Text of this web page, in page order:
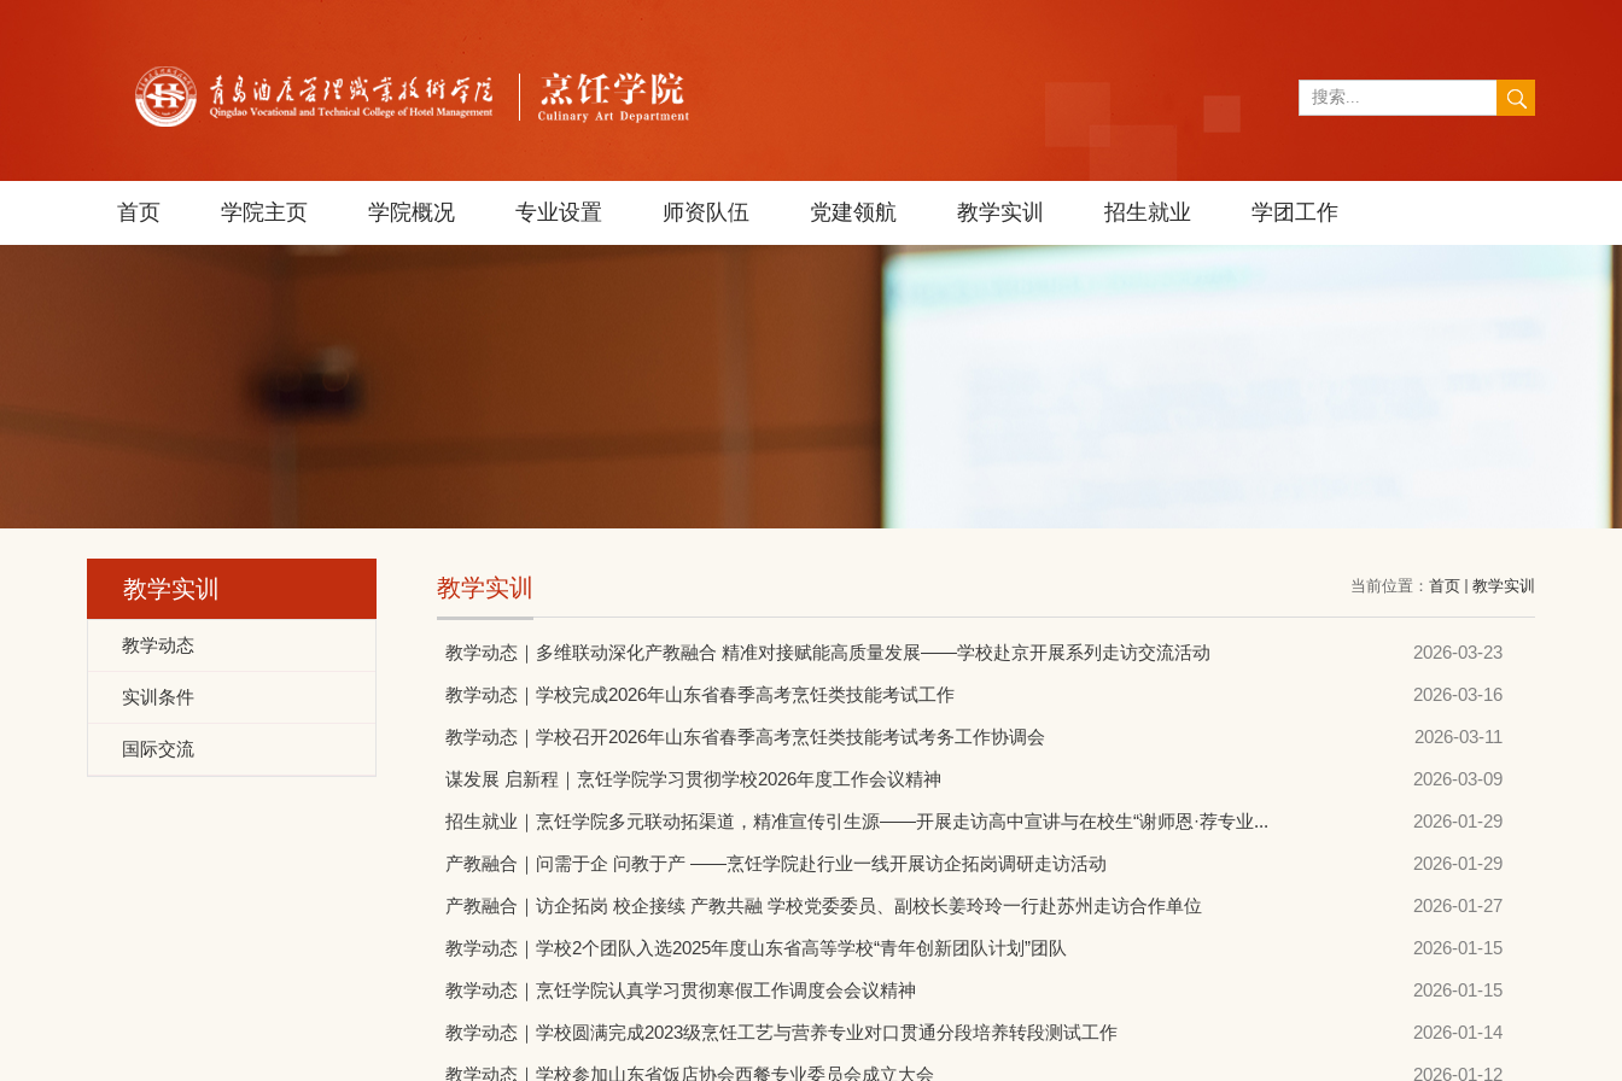
首页 学院主页 学院概况 专业设置 师资队伍 党建领航 教学实训 招生就业 学团工作
教学实训
教学动态
实训条件
国际交流
当前位置： 首页 教学实训
教学实训
教学动态｜多维联动深化产教融合 精准对接赋能高质量发展——学校赴京开展系列走访交流活动 2026-03-23
教学动态｜学校完成2026年山东省春季高考烹饪类技能考试工作 2026-03-16
教学动态｜学校召开2026年山东省春季高考烹饪类技能考试考务工作协调会 2026-03-11
谋发展 启新程｜烹饪学院学习贯彻学校2026年度工作会议精神 2026-03-09
招生就业｜烹饪学院多元联动拓渠道，精准宣传引生源——开展走访高中宣讲与在校生“谢师恩·荐专业... 2026-01-29
产教融合｜问需于企 问教于产 ——烹饪学院赴行业一线开展访企拓岗调研走访活动 2026-01-29
产教融合｜访企拓岗 校企接续 产教共融 学校党委委员、副校长姜玲玲一行赴苏州走访合作单位 2026-01-27
教学动态｜学校2个团队入选2025年度山东省高等学校“青年创新团队计划”团队 2026-01-15
教学动态｜烹饪学院认真学习贯彻寒假工作调度会会议精神 2026-01-15
教学动态｜学校圆满完成2023级烹饪工艺与营养专业对口贯通分段培养转段测试工作 2026-01-14
教学动态｜学校参加山东省饭店协会西餐专业委员会成立大会 2026-01-12